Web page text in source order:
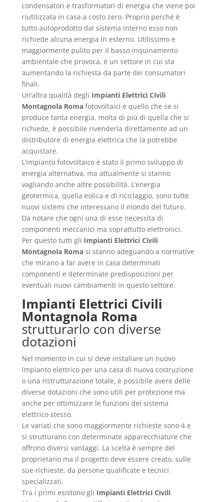
condensatori e trasformatori di energia che viene poi
riutilizzata in casa a costo zero. Proprio perché è
tutto autoprodotto dal sistema interno esso non
richiede alcuna energia in esterno. Utilissimo e
maggiormente pulito per il basso inquinamento
ambientale che provoca, è un settore in cui sta
aumentando la richiesta da parte dei consumatori
finali.
Un’altra qualità degli Impianti Elettrici Civili
Montagnola Romafotovoltaici e quello che se si
produce tanta energia, molta di più di quella che si
richiede, è possibile rivenderla direttamente ad un
distributore di energia elettrica che la potrebbe
acquistare.
L’impianto fotovoltaico è stato il primo sviluppo di
energia alternativa, ma attualmente si stanno
vagliando anche altre possibilità. L’energia
geotermica, quella eolica e di riciclaggio, sono tutte
nuovi sistemi che interessano il mondo del futuro.
Da notare che ogni una di esse necessita di
componenti meccanici ma soprattutto elettronici.
Per questo tutti gli Impianti Elettrici Civili
Montagnola Romasi stanno adeguando a normative
che mirano a far avere in casa determinati
componenti e determinate predisposizioni per
eventuali nuovi cambiamenti in questo settore.
Impianti Elettrici Civili
Montagnola Roma
strutturarlo con diverse
dotazioni
Nel momento in cui si deve installare un nuovo
impianto elettrico per una casa di nuova costruzione
o una ristrutturazione totale, è possibile avere delle
diverse dotazioni che sono utili per protezione ma
anche per ottimizzare le funzioni del sistema
elettrico stesso.
Le variati che sono maggiormente richieste sono 4 e
si strutturano con determinate apparecchiature che
offrono diversi vantaggi. La scelta è sempre del
proprietario ma il progetto deve essere creato, sulle
sue richieste, da persone qualificate e tecnici
specializzati.
Tra i primi esistono gli Impianti Elettrici Civili